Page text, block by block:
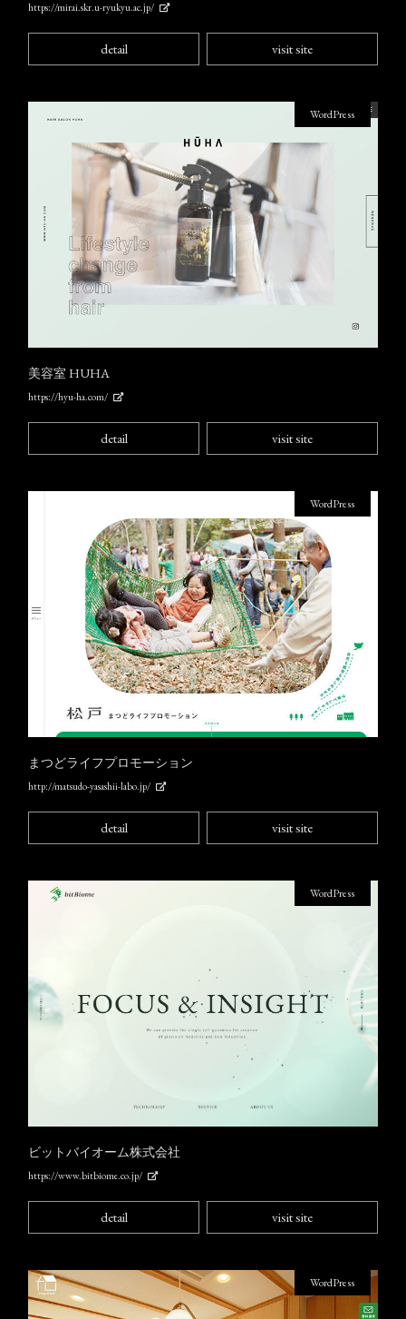
https://mirai.skr.u-ryukyu.ac.jp/
detail visit site
美容室 HUHA
https://hyu-ha.com/
WordPress
detail visit site
まつどライフプロモーション
http://matsudo-yasashii-labo.jp/
WordPress
detail visit site
ビットバイオーム株式会社
https://www.bitbiome.co.jp/
WordPress
detail visit site
WordPress